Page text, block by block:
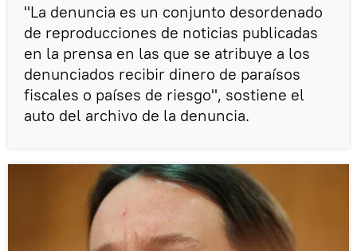
"La denuncia es un conjunto desordenado
de reproducciones de noticias publicadas
en la prensa en las que se atribuye a los
denunciados recibir dinero de paraísos
fiscales o países de riesgo", sostiene el
auto del archivo de la denuncia.